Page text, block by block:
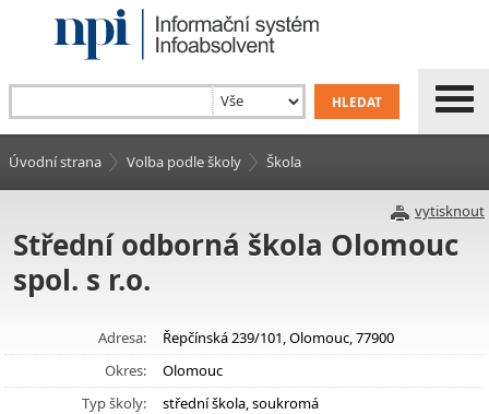
Úvodní strana Volba podle školy Škola
vytisknout
Střední odborná škola Olomouc
spol. s r.o.
Adresa:
Řepčínská 239/101, Olomouc, 77900
Okres:
Olomouc
Typ školy:
střední škola, soukromá